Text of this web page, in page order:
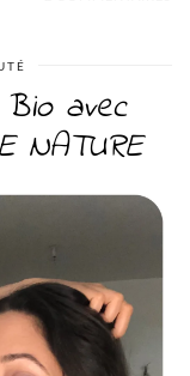
avec
NATURE